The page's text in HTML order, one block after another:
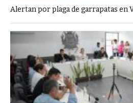
Alertan por plaga de garrapatas en